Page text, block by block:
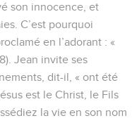
son innocence, et
C’est pourquoi
en l’adorant : «
Jean invite ses
dit-il, « ont été
est le Christ, le Fils
la vie en son nom